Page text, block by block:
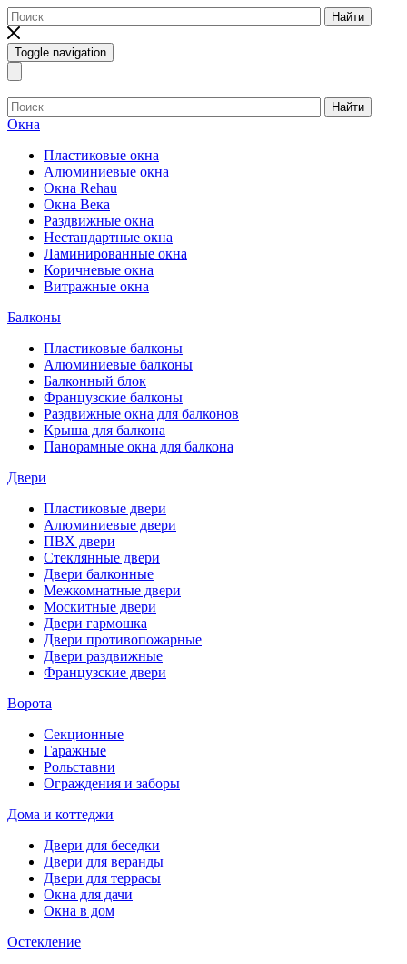
Найти
Toggle navigation
Найти
Окна
Пластиковые окна
Алюминиевые окна
Окна Rehau
Окна Века
Раздвижные окна
Нестандартные окна
Ламинированные окна
Коричневые окна
Витражные окна
Балконы
Пластиковые балконы
Алюминиевые балконы
Балконный блок
Французские балконы
Раздвижные окна для балконов
Крыша для балкона
Панорамные окна для балкона
Двери
Пластиковые двери
Алюминиевые двери
ПВХ двери
Стеклянные двери
Двери балконные
Межкомнатные двери
Москитные двери
Двери гармошка
Двери противопожарные
Двери раздвижные
Французские двери
Ворота
Секционные
Гаражные
Рольставни
Ограждения и заборы
Дома и коттеджи
Двери для беседки
Двери для веранды
Двери для террасы
Окна для дачи
Окна в дом
Остекление